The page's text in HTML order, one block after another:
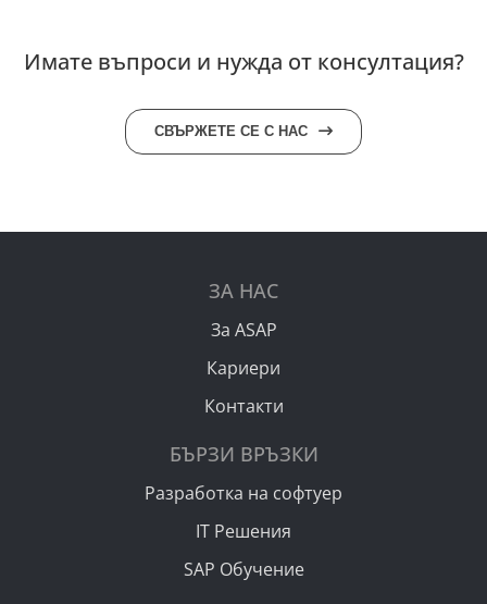
Имате въпроси и нужда от консултация?
СВЪРЖЕТЕ СЕ С НАС
ЗА НАС
За ASAP
Кариери
Контакти
БЪРЗИ ВРЪЗКИ
Разработка на софтуер
IT Решения
SAP Обучение